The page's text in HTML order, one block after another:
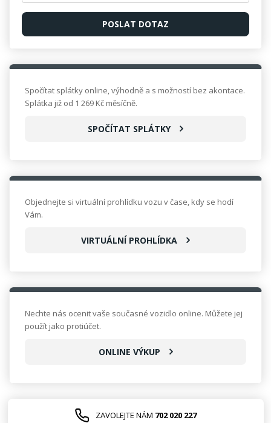
Spočítat splátky online, výhodně a s možností bez akontace.
Splátka již od 1 269 Kč měsíčně.
SPOČÍTAT SPLÁTKY
Objednejte si virtuální prohlídku vozu v čase, kdy se hodí
Vám.
VIRTUÁLNÍ PROHLÍDKA
Nechte nás ocenit vaše současné vozidlo online. Můžete jej
použít jako protiúčet.
ONLINE VÝKUP
ZAVOLEJTE NÁM 702 020 227